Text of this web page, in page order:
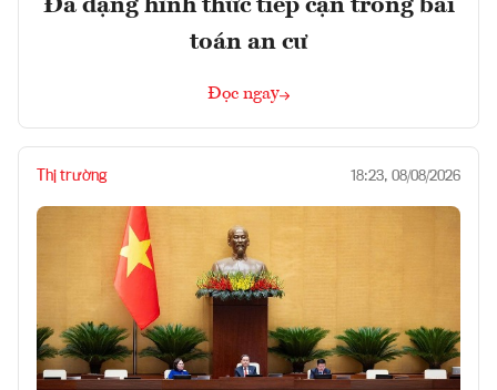
Đa dạng hình thức tiếp cận trong bài
toán an cư
Đọc ngay
Thị trường 18:23, 08/08/2026